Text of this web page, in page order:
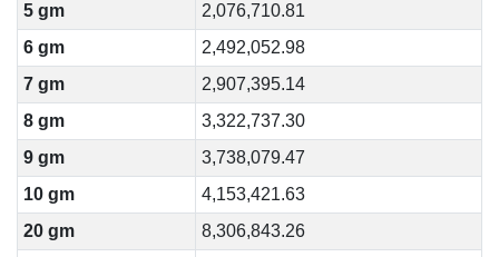
5 gm
2,076,710.81
6 gm
2,492,052.98
7 gm
2,907,395.14
8 gm
3,322,737.30
9 gm
3,738,079.47
10 gm
4,153,421.63
20 gm
8,306,843.26